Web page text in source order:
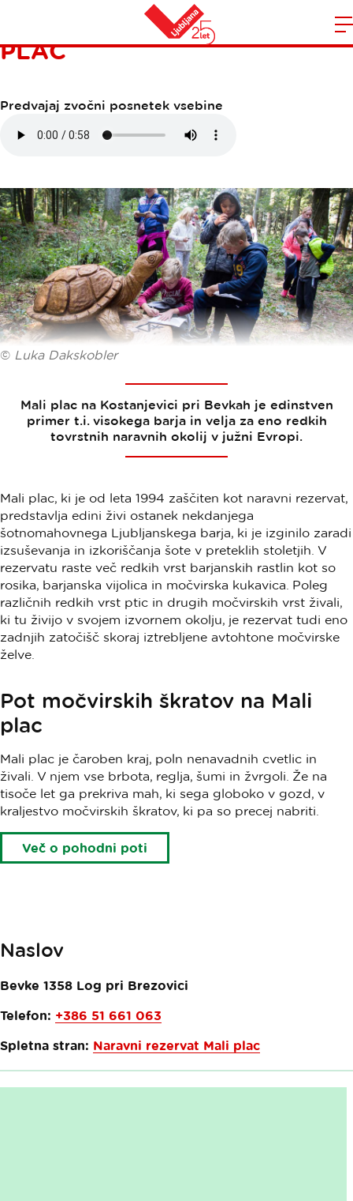
Domov
NARAVNI REZERVAT MALI
PLAC
Predvajaj zvočni posnetek vsebine
© Luka Dakskobler
Mali plac na Kostanjevici pri Bevkah je edinstven
primer t.i. visokega barja in velja za eno redkih
tovrstnih naravnih okolij v južni Evropi.
Mali plac, ki je od leta 1994 zaščiten kot naravni rezervat,
predstavlja edini živi ostanek nekdanjega
šotnomahovnega Ljubljanskega barja, ki je izginilo zaradi
izsuševanja in izkoriščanja šote v preteklih stoletjih. V
rezervatu raste več redkih vrst barjanskih rastlin kot so
rosika, barjanska vijolica in močvirska kukavica. Poleg
različnih redkih vrst ptic in drugih močvirskih vrst živali,
ki tu živijo v svojem izvornem okolju, je rezervat tudi eno
zadnjih zatočišč skoraj iztrebljene avtohtone močvirske
želve.
Pot močvirskih škratov na Mali
plac
Mali plac je čaroben kraj, poln nenavadnih cvetlic in
živali. V njem vse brbota, reglja, šumi in žvrgoli. Že na
tisoče let ga prekriva mah, ki sega globoko v gozd, v
kraljestvo močvirskih škratov, ki pa so precej nabriti.
Več o pohodni poti
Naslov
Bevke 1358 Log pri Brezovici
Telefon: +386 51 661 063
Spletna stran: Naravni rezervat Mali plac